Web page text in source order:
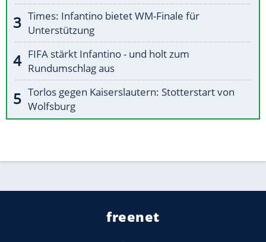
Times: Infantino bietet WM-Finale für
Unterstützung
FIFA stärkt Infantino - und holt zum
Rundumschlag aus
Torlos gegen Kaiserslautern: Stotterstart von
Wolfsburg
freenet